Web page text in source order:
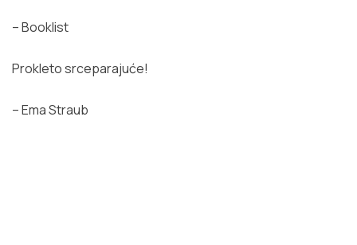
–Booklist
Prokleto srceparajuće!
– Ema Straub